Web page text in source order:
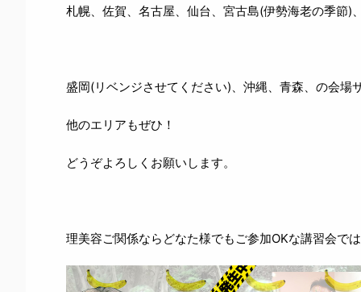
札幌、佐賀、名古屋、仙台、宮古島(伊勢海老の季節)
盛岡(リベンジさせてください)、沖縄、青森、の会場
他のエリアもぜひ！
どうぞよろしくお願いします。
理美容ご関係ならどなた様でもご参加OKな講習会で